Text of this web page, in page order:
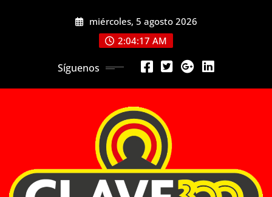
miércoles, 5 agosto 2026
2:04:19 AM
Síguenos